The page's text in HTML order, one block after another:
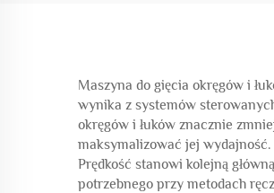
Maszyna do gięcia okręgów i
wynika z systemów
okręgów i łuków znacznie
maksymalizować jej
Prędkość stanowi kolejną
potrzebnego przy metodach